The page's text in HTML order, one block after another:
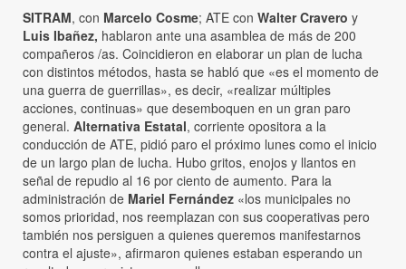
SITRAM, con Marcelo Cosme; ATE con Walter Cravero y
Luis Ibañez, hablaron ante una asamblea de más de 200
compañeros /as. Coincidieron en elaborar un plan de lucha
con distintos métodos, hasta se habló que «es el momento de
una guerra de guerrillas», es decir, «realizar múltiples
acciones, continuas» que desemboquen en un gran paro
general. Alternativa Estatal, corriente opositora a la
conducción de ATE, pidió paro el próximo lunes como el inicio
de un largo plan de lucha. Hubo gritos, enojos y llantos en
señal de repudio al 16 por ciento de aumento. Para la
administración de Mariel Fernández «los municipales no
somos prioridad, nos reemplazan con sus cooperativas pero
también nos persiguen a quienes queremos manifestarnos
contra el ajuste», afirmaron quienes estaban esperando un